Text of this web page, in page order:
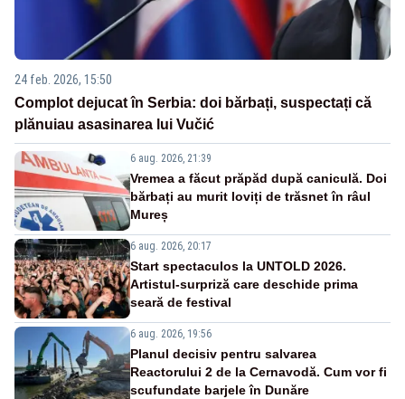
24 feb. 2026, 15:50
Complot dejucat în Serbia: doi bărbați, suspectați că
plănuiau asasinarea lui Vučić
6 aug. 2026, 21:39
Vremea a făcut prăpăd după caniculă. Doi
bărbați au murit loviți de trăsnet în râul
Mureș
6 aug. 2026, 20:17
Start spectaculos la UNTOLD 2026.
Artistul-surpriză care deschide prima
seară de festival
6 aug. 2026, 19:56
Planul decisiv pentru salvarea
Reactorului 2 de la Cernavodă. Cum vor fi
scufundate barjele în Dunăre